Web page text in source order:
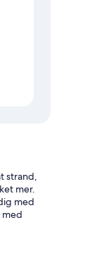
strand,
mer.
med
med